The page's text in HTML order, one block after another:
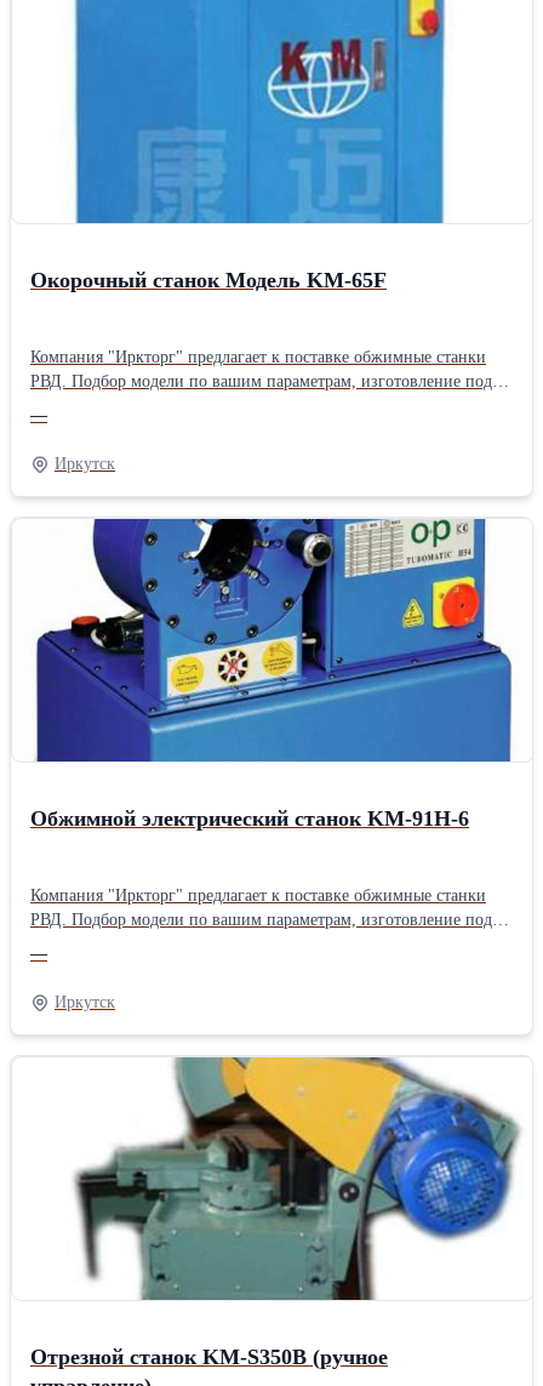
Окорочный станок Модель KM-65F
Компания "Иркторг" предлагает к поставке обжимные станки
РВД. Подбор модели по вашим параметрам, изготовление под
Напряжение и мотор: 380V/0.75kW Max макс. размер рукава
(дюймы) /4"-2" 4SP Количество наборов оправки – 10 шт.
Скорость – 284 оборотов/мин Вес: 64 кг Габариты: длина-
ширина-высота 580*570*1120(мм)
—
Иркутск
Обжимной электрический станок KM-91H-6
Компания "Иркторг" предлагает к поставке обжимные станки
РВД. Подбор модели по вашим параметрам, изготовление под
91H-6 Напряжение: 380V-50 Hz-3 фазы макс. размер рукава
(дюймы) /4"-2" 4SP Усилие сжатия -640 тонн Открытие без
кулачков:122 mm Максимальное открытие: ≥28mm Количество
комплектов кулачков – 10 шт. Вес: 220kg Размеры: длина-
ширина-высота - 720*530*730(мм)
—
Иркутск
Отрезной станок KM-S350B (ручное